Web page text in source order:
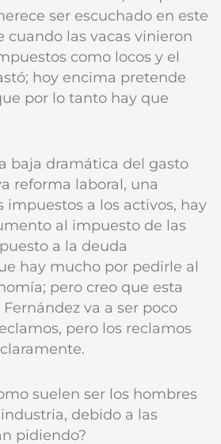
ser escuchado en este
cuando las vacas vinieron
como locos y el
hoy encima pretende
por lo tanto hay que
baja dramática del gasto
reforma laboral, una
impuestos a los activos, hay
al impuesto de las
a la deuda
hay mucho por pedirle al
pero creo que esta
va a ser poco
pero los reclamos
suelen ser los hombres
debido a las
pidiendo?